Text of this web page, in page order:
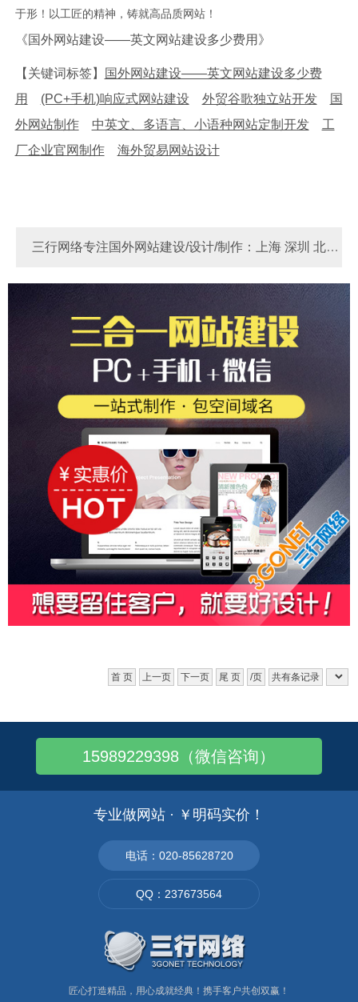
于形！以工匠的精神，铸就高品质网站！
《国外网站建设——英文网站建设多少费用》
【关键词标签】
国外网站建设——英文网站建设多少费
用
(PC+手机)响应式网站建设 外贸谷歌独立站开发
国
外网站制作
中英文、多语言、小语种网站定制开发
工
厂企业官网制作
海外贸易网站设计
三行网络专注国外网站建设/设计/制作：上海 深圳 北京
河南 河北 苏州 东莞 宁波 广州 厦门 青岛 天津 成都 重庆
杭州 无锡 佛山 南京 郑州 大连 烟台 西安
Link 做国外网站多少费用？ 国外网站制作 国外独
立站 - 锚定全球客群，实现外贸飞跃！ 做国外网站多少
钱？国外网站制作价格费用
首 页 上一页 下一页 尾 页 /页 共有条记录
15989229398（微信咨询）
专业做网站 · ￥明码实价！
电话：020-85628720
QQ：237673564
匠心打造精品，用心成就经典！携手客户共创双赢！